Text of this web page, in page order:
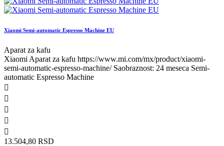
Xiaomi Semi-automatic Espresso Machine EU
Aparat za kafu
Xiaomi Aparat za kafu https://www.mi.com/mx/product/xiaomi-
semi-automatic-espresso-machine/ Saobraznost: 24 meseca Semi-
automatic Espresso Machine





13.504,80 RSD